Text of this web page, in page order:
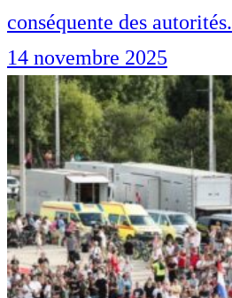
conséquente des autorités.
14 novembre 2025